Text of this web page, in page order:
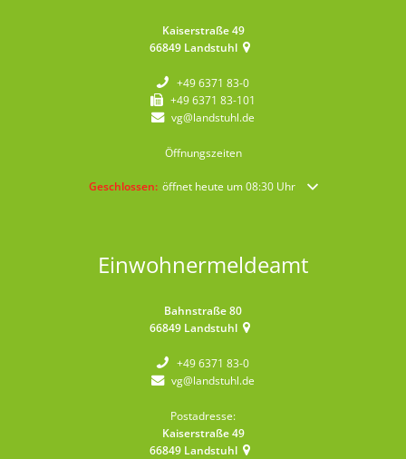
Kaiserstraße 49
66849 Landstuhl
+49 6371 83-0
+49 6371 83-101
vg@landstuhl.de
Öffnungszeiten
Klicken, um weitere Öffnungs- oder Schließzeiten
Geschlossen: öffnet heute um 08:30 Uhr
Einwohnermeldeamt
Bahnstraße 80
66849 Landstuhl
+49 6371 83-0
vg@landstuhl.de
Postadresse:
Kaiserstraße 49
66849 Landstuhl